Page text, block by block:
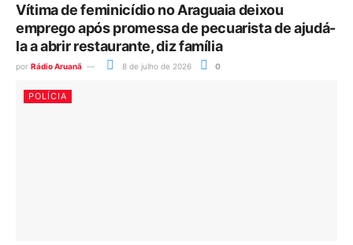
Vítima de feminicídio no Araguaia deixou
emprego após promessa de pecuarista de ajudá-
la a abrir restaurante, diz família
por Rádio Aruanã 8 de julho de 2026 0
POLÍCIA